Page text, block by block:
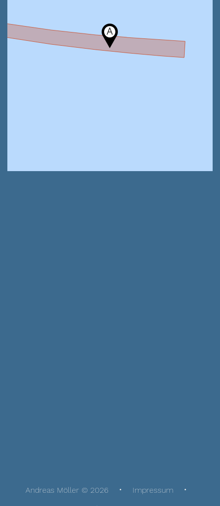
Andreas Möller © 2026
Impressum